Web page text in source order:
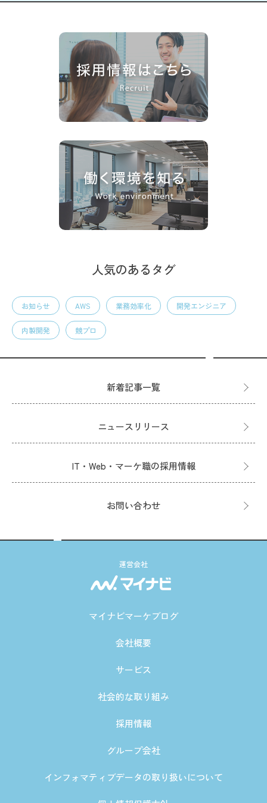
人気のあるタグ
お知らせ AWS 業務効率化 開発エンジニア
内製開発 競プロ
新着記事一覧
ニュースリリース
IT・Web・マーケ職の採用情報
お問い合わせ
運営会社
マイナビマーケブログ
会社概要
サービス
社会的な取り組み
採用情報
グループ会社
インフォマティブデータの取り扱いについて